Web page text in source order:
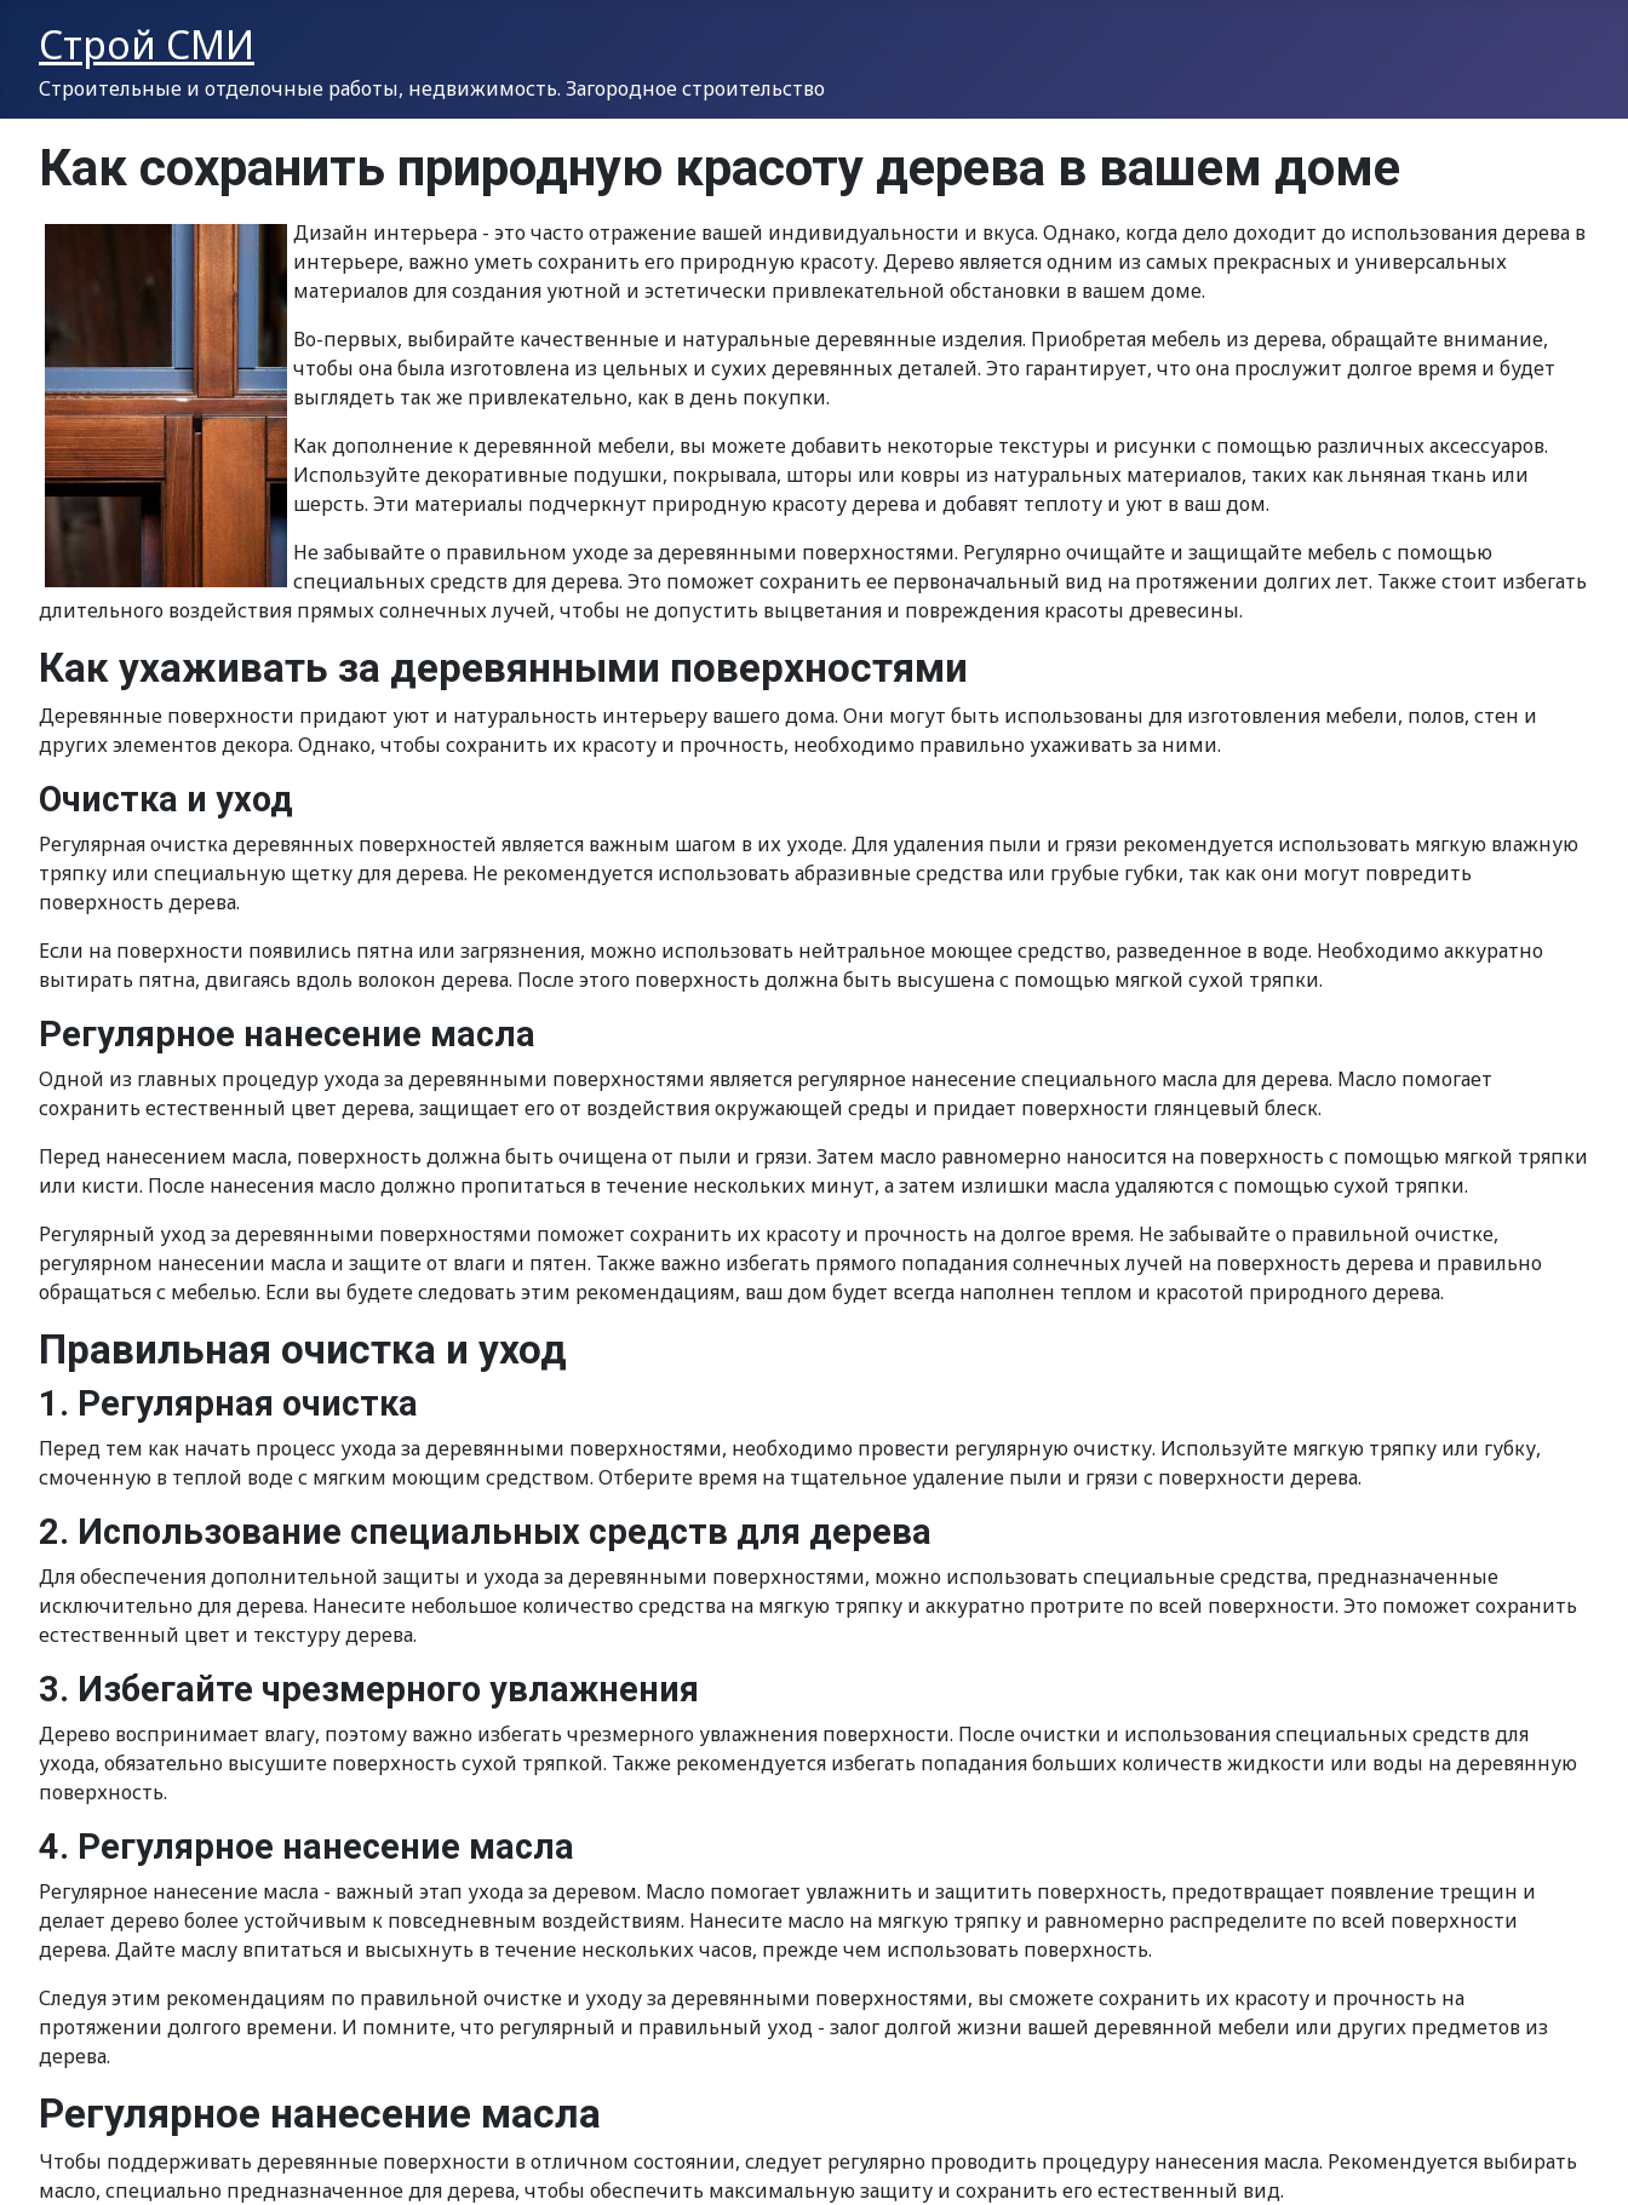
Строй СМИ
Строительные и отделочные работы, недвижимость. Загородное строительство
Как сохранить природную красоту дерева в вашем доме
Дизайн интерьера - это часто отражение вашей индивидуальности и вкуса. Однако, когда дело доходит до использования дерева в
интерьере, важно уметь сохранить его природную красоту. Дерево является одним из самых прекрасных и универсальных
материалов для создания уютной и эстетически привлекательной обстановки в вашем доме.
Во-первых, выбирайте качественные и натуральные деревянные изделия. Приобретая мебель из дерева, обращайте внимание,
чтобы она была изготовлена из цельных и сухих деревянных деталей. Это гарантирует, что она прослужит долгое время и будет
выглядеть так же привлекательно, как в день покупки.
Как дополнение к деревянной мебели, вы можете добавить некоторые текстуры и рисунки с помощью различных аксессуаров.
Используйте декоративные подушки, покрывала, шторы или ковры из натуральных материалов, таких как льняная ткань или
шерсть. Эти материалы подчеркнут природную красоту дерева и добавят теплоту и уют в ваш дом.
Не забывайте о правильном уходе за деревянными поверхностями. Регулярно очищайте и защищайте мебель с помощью
специальных средств для дерева. Это поможет сохранить ее первоначальный вид на протяжении долгих лет. Также стоит избегать
длительного воздействия прямых солнечных лучей, чтобы не допустить выцветания и повреждения красоты древесины.
Как ухаживать за деревянными поверхностями
Деревянные поверхности придают уют и натуральность интерьеру вашего дома. Они могут быть использованы для изготовления мебели, полов, стен и
других элементов декора. Однако, чтобы сохранить их красоту и прочность, необходимо правильно ухаживать за ними.
Очистка и уход
Регулярная очистка деревянных поверхностей является важным шагом в их уходе. Для удаления пыли и грязи рекомендуется использовать мягкую влажную
тряпку или специальную щетку для дерева. Не рекомендуется использовать абразивные средства или грубые губки, так как они могут повредить
поверхность дерева.
Если на поверхности появились пятна или загрязнения, можно использовать нейтральное моющее средство, разведенное в воде. Необходимо аккуратно
вытирать пятна, двигаясь вдоль волокон дерева. После этого поверхность должна быть высушена с помощью мягкой сухой тряпки.
Регулярное нанесение масла
Одной из главных процедур ухода за деревянными поверхностями является регулярное нанесение специального масла для дерева. Масло помогает
сохранить естественный цвет дерева, защищает его от воздействия окружающей среды и придает поверхности глянцевый блеск.
Перед нанесением масла, поверхность должна быть очищена от пыли и грязи. Затем масло равномерно наносится на поверхность с помощью мягкой тряпки
или кисти. После нанесения масло должно пропитаться в течение нескольких минут, а затем излишки масла удаляются с помощью сухой тряпки.
Регулярный уход за деревянными поверхностями поможет сохранить их красоту и прочность на долгое время. Не забывайте о правильной очистке,
регулярном нанесении масла и защите от влаги и пятен. Также важно избегать прямого попадания солнечных лучей на поверхность дерева и правильно
обращаться с мебелью. Если вы будете следовать этим рекомендациям, ваш дом будет всегда наполнен теплом и красотой природного дерева.
Правильная очистка и уход
1. Регулярная очистка
Перед тем как начать процесс ухода за деревянными поверхностями, необходимо провести регулярную очистку. Используйте мягкую тряпку или губку,
смоченную в теплой воде с мягким моющим средством. Отберите время на тщательное удаление пыли и грязи с поверхности дерева.
2. Использование специальных средств для дерева
Для обеспечения дополнительной защиты и ухода за деревянными поверхностями, можно использовать специальные средства, предназначенные
исключительно для дерева. Нанесите небольшое количество средства на мягкую тряпку и аккуратно протрите по всей поверхности. Это поможет сохранить
естественный цвет и текстуру дерева.
3. Избегайте чрезмерного увлажнения
Дерево воспринимает влагу, поэтому важно избегать чрезмерного увлажнения поверхности. После очистки и использования специальных средств для
ухода, обязательно высушите поверхность сухой тряпкой. Также рекомендуется избегать попадания больших количеств жидкости или воды на деревянную
поверхность.
4. Регулярное нанесение масла
Регулярное нанесение масла - важный этап ухода за деревом. Масло помогает увлажнить и защитить поверхность, предотвращает появление трещин и
делает дерево более устойчивым к повседневным воздействиям. Нанесите масло на мягкую тряпку и равномерно распределите по всей поверхности
дерева. Дайте маслу впитаться и высыхнуть в течение нескольких часов, прежде чем использовать поверхность.
Следуя этим рекомендациям по правильной очистке и уходу за деревянными поверхностями, вы сможете сохранить их красоту и прочность на
протяжении долгого времени. И помните, что регулярный и правильный уход - залог долгой жизни вашей деревянной мебели или других предметов из
дерева.
Регулярное нанесение масла
Чтобы поддерживать деревянные поверхности в отличном состоянии, следует регулярно проводить процедуру нанесения масла. Рекомендуется выбирать
масло, специально предназначенное для дерева, чтобы обеспечить максимальную защиту и сохранить его естественный вид.